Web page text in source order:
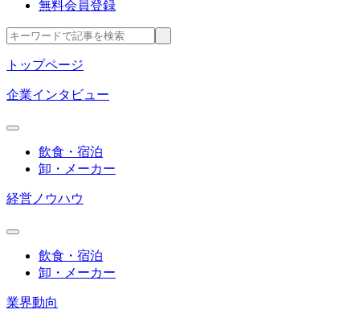
無料会員登録
トップページ
企業インタビュー
飲食・宿泊
卸・メーカー
経営ノウハウ
飲食・宿泊
卸・メーカー
業界動向